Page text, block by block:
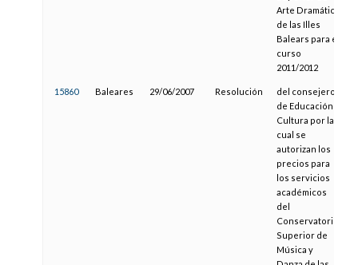
Arte Dramático
de las Illes
Balears para el
curso
2011/2012
15860 Baleares 29/06/2007 Resolución
del consejero
de Educación y
Cultura por la
cual se
autorizan los
precios para
los servicios
académicos
del
Conservatorio
Superior de
Música y